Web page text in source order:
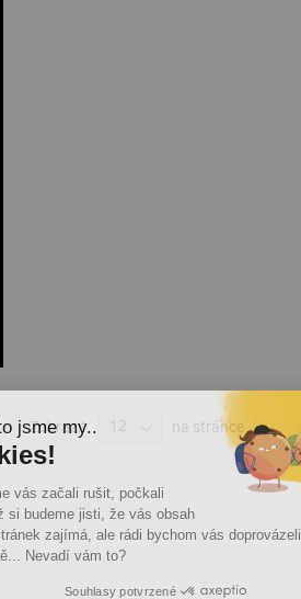
Zobrazit na stránce
počkali
že vás obsah
rádi bychom vás doprovázeli při vaší
potvrzené